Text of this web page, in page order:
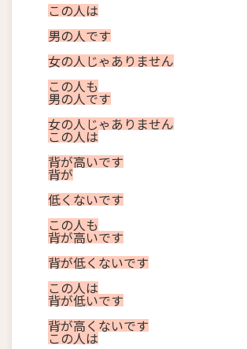
この人は
男の人です
女の人じゃありません
この人も
男の人です
女の人じゃありません
この人は
背が高いです
背が
低くないです
この人も
背が高いです
背が低くないです
この人は
背が低いです
背が高くないです
この人は